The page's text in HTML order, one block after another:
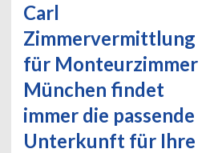
Carl
Zimmervermittlung
für Monteurzimmer
München findet
immer die passende
Unterkunft für Ihre